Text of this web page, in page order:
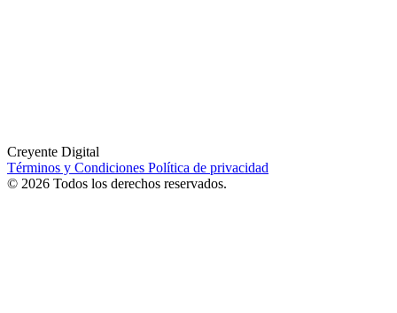
Creyente Digital
Términos y Condiciones Política de privacidad
© 2026 Todos los derechos reservados.